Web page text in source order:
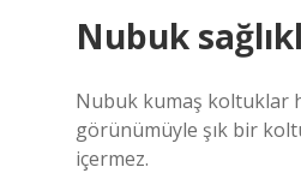
Nubuk
Nubuk kumaş koltuklar
görünümüyle şık bir
içermez.